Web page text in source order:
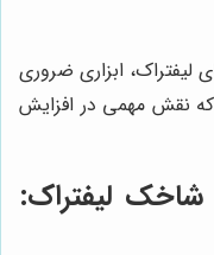
ابزاری ضروری
نقش مهمی در افزایش
شاخک لیفتراک: